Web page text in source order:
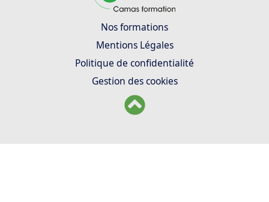
Nos formations
Mentions Légales
Politique de confidentialité
Gestion des cookies